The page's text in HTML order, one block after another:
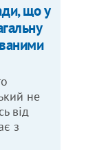
що у
не
від
з